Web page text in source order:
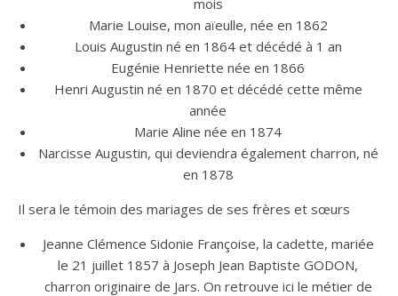
Marie Louise, mon aïeulle, née en 1862
Louis Augustin né en 1864 et décédé à 1 an
Eugénie Henriette née en 1866
Henri Augustin né en 1870 et décédé cette même
année
Marie Aline née en 1874
Narcisse Augustin, qui deviendra également charron, né
en 1878
Il sera le témoin des mariages de ses frères et sœurs
Jeanne Clémence Sidonie Françoise, la cadette, mariée
le 21 juillet 1857 à Joseph Jean Baptiste GODON,
charron originaire de Jars. On retrouve ici le métier de